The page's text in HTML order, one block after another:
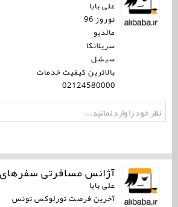
علی بابا
نوروز 96
مالدیو
سریلانکا
سیشل
بالاترین کیفیت خدمات
02124580000
آژانس مسافرتی سفرهای
علی بابا
آخرین فرصت تورلوكس تونس